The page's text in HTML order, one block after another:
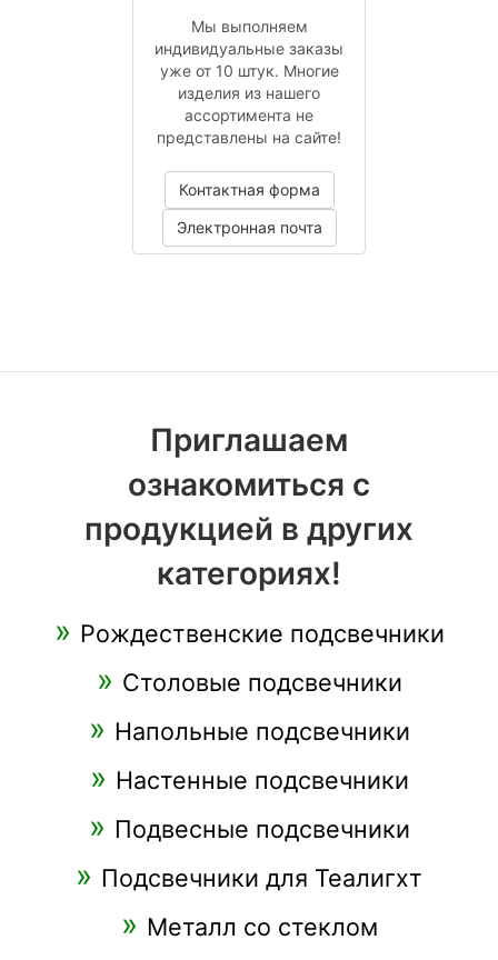
Мы выполняем
индивидуальные заказы
уже от 10 штук. Многие
изделия из нашего
ассортимента не
представлены на сайте!
Контактная форма
Электронная почта
Приглашаем
ознакомиться с
продукцией в других
категориях!
Рождественские подсвечники
Столовые подсвечники
Напольные подсвечники
Настенные подсвечники
Подвесные подсвечники
Подсвечники для Теалигхт
Металл со стеклом